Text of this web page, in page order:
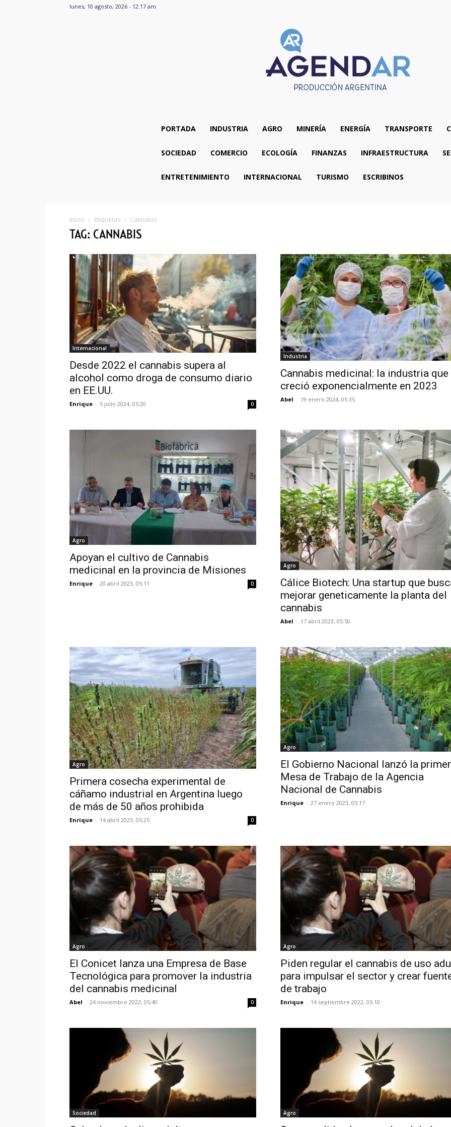
lunes, 10 agosto, 2026 - 12:17 am
PORTADA INDUSTRIA AGRO MINERÍA ENERGÍA TRANSPORTE
SOCIEDAD COMERCIO ECOLOGÍA FINANZAS INFRAESTRUCTURA
ENTRETENIMIENTO INTERNACIONAL TURISMO ESCRIBINOS
Inicio Etiquetas Cannabis
TAG: CANNABIS
Internacional
Desde 2022 el cannabis supera al
alcohol como droga de consumo diario
en EE.UU.
Enrique - 5 julio 2024, 05:20 0
Industria
Cannabis medicinal: la industria que
creció exponencialmente en 2023
Abel - 19 enero 2024, 05:35
Agro
Apoyan el cultivo de Cannabis
medicinal en la provincia de Misiones
Enrique - 20 abril 2023, 05:11 0
Agro
Cálice Biotech: Una startup que
mejorar geneticamente la planta del
cannabis
Abel - 17 abril 2023, 05:50
Agro
Primera cosecha experimental de
cáñamo industrial en Argentina luego
de más de 50 años prohibida
Enrique - 14 abril 2023, 05:25 0
Agro
El Gobierno Nacional lanzó la primer
Mesa de Trabajo de la Agencia
Nacional de Cannabis
Enrique - 27 enero 2023, 05:17
Agro
El Conicet lanza una Empresa de Base
Tecnológica para promover la industria
del cannabis medicinal
Abel - 24 noviembre 2022, 05:40 0
Agro
Piden regular el cannabis de uso
para impulsar el sector y crear
de trabajo
Enrique - 14 septiembre 2022, 05:10
Sociedad Agro